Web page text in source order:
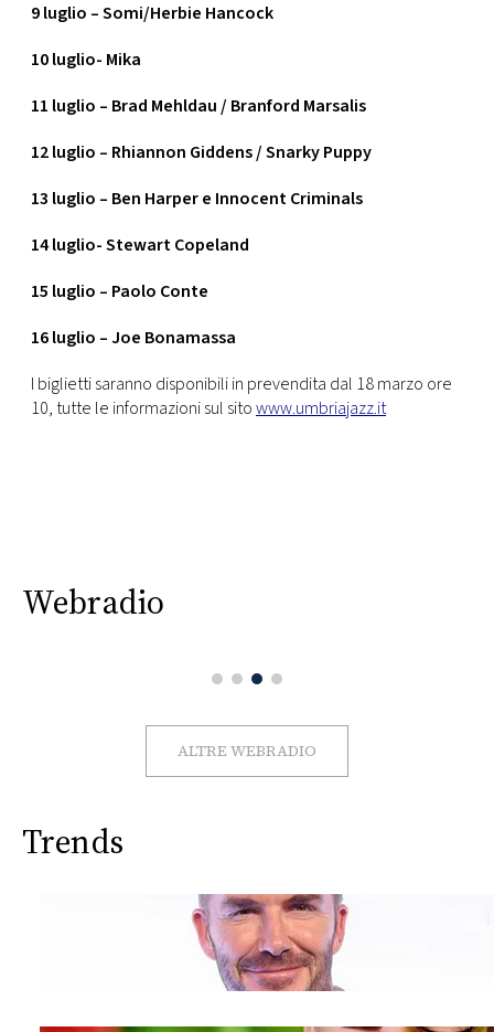
9 luglio – Somi/Herbie Hancock
10 luglio- Mika
11 luglio – Brad Mehldau / Branford Marsalis
12 luglio – Rhiannon Giddens / Snarky Puppy
13 luglio – Ben Harper e Innocent Criminals
14 luglio- Stewart Copeland
15 luglio – Paolo Conte
16 luglio – Joe Bonamassa
I biglietti saranno disponibili in prevendita dal 18 marzo ore
10, tutte le informazioni sul sitowww.umbriajazz.it
Webradio
ALTRE WEBRADIO
Trends